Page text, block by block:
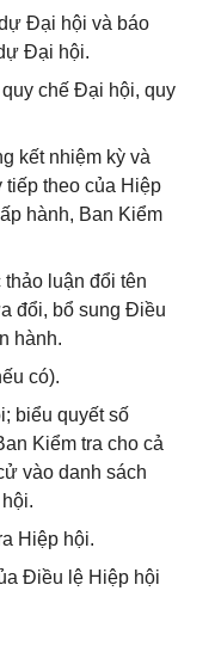
Đại hội và báo
Đại hội.
chế Đại hội, quy
kết nhiệm kỳ và
theo của Hiệp
hành, Ban Kiểm
luận đổi tên
đổi, bổ sung Điều
hành.
có).
biểu quyết số
Kiểm tra cho cả
vào danh sách
Hiệp hội.
Điều lệ Hiệp hội